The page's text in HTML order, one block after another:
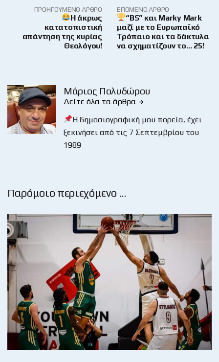
ΠΡΟΗΓΟΎΜΕΝΟ ΆΡΘΡΟ
Η άκρως
κατατοπιστική
απάντηση της κυρίας
Θεολόγου!
ΕΠΌΜΕΝΟ ΆΡΘΡΟ
“BS” και Marky Mark
μαζί με το Ευρωπαϊκό
Τρόπαιο και τα δάκτυλα
να σχηματίζουν το… 25!
Μάριος Πολυδώρου
Δείτε όλα τα άρθρα
Η δημοσιογραφική μου πορεία, έχει
ξεκινήσει από τις 7 Σεπτεμβρίου του
1989
Παρόμοιο περιεχόμενο …